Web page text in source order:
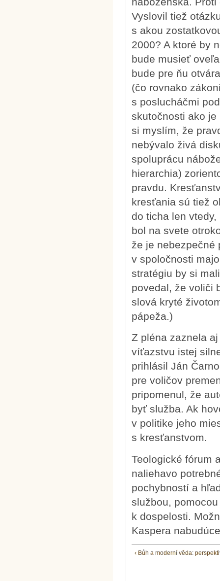
Vyslovil tiež
s akou
2000? A ktoré by
bude musieť
bude pre ňu
(čo rovnako
s poslucháčmi
skutočnosti ako je
si myslím, že
nebývalo živá
spoluprácu
hierarchia)
pravdu.
kresťania sú tiež
do ticha len
bol na svete
že je nebezpečné
v spoločnosti
stratégiu by si
povedal, že voliči
slová kryté
pápeža.)
Z pléna zaznela
víťazstvu istej
prihlásil Ján
pre voličov
pripomenul, že
byť služba. Ak
v politike jeho
s kresťanstvom.
Teologické fórum
naliehavo
pochybností a
službou,
k dospelosti.
Kaspera
‹ Bůh a moderní věda: